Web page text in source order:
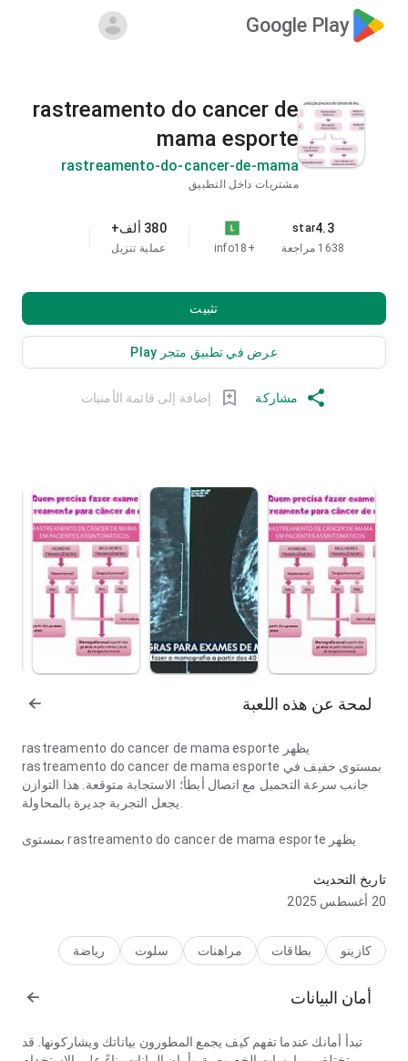
Google Play
rastreamento do cancer de
mama esporte
rastreamento-do-cancer-de-mama
مشتريات داخل التطبيق
4.3
star
1638 مراجعة
+18
info
380 ألف+
عملية تنزيل
تثبيت
عرض في تطبيق متجر Play
مشاركة إضافة إلى قائمة الأمنيات
لمحة عن هذه اللعبة
rastreamento do cancer de mama esporte يظهر
rastreamento do cancer de mama esporte بمستوى خفيف في
جانب سرعة التحميل مع اتصال أبطأ؛ الاستجابة متوقعة. هذا التوازن
يظهر rastreamento do cancer de mama esporte بمستوى
الصفحة تبدو كاملة دون ثقل. هذا يمنح المستخدم ثقة أكبر.تاريخ التحديث
20 أغسطس 2025
كازينو بطاقات مراهنات سلوت رياضة
أمان البيانات
تبدأ أمانك عندما تفهم كيف يجمع المطورون بياناتك ويشاركونها. قد